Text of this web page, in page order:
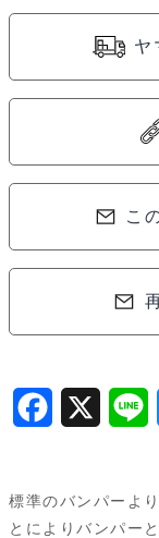
パ
個
ヤ
こ
e
X
e
標準のバンパーよ
とによりバンパー